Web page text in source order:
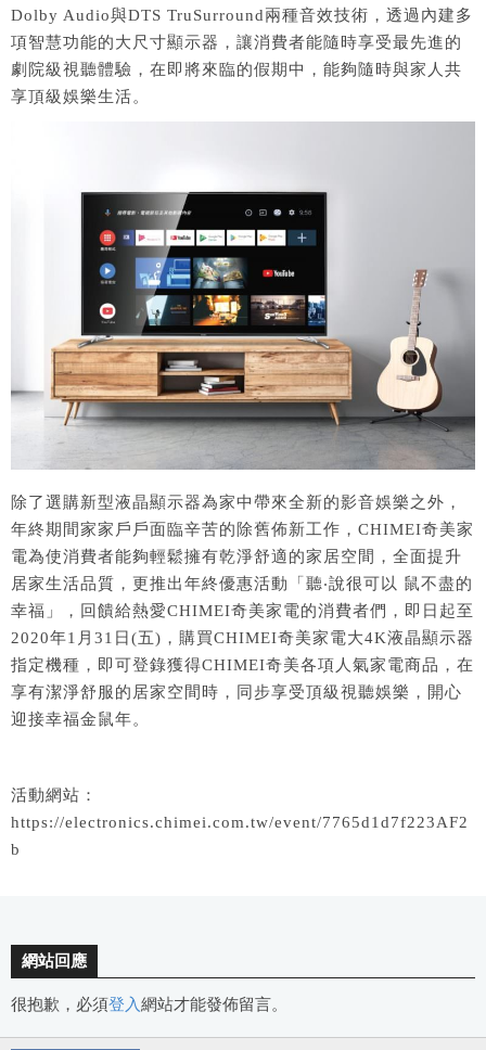
Dolby Audio與DTS TruSurround兩種音效技術，透過內建多
項智慧功能的大尺寸顯示器，讓消費者能隨時享受最先進的
劇院級視聽體驗，在即將來臨的假期中，能夠隨時與家人共
享頂級娛樂生活。
除了選購新型液晶顯示器為家中帶來全新的影音娛樂之外，
年終期間家家戶戶面臨辛苦的除舊佈新工作，CHIMEI奇美家
電為使消費者能夠輕鬆擁有乾淨舒適的家居空間，全面提升
居家生活品質，更推出年終優惠活動「聽‧說很可以 鼠不盡的
幸福」，回饋給熱愛CHIMEI奇美家電的消費者們，即日起至
2020年1月31日(五)，購買CHIMEI奇美家電大4K液晶顯示器
指定機種，即可登錄獲得CHIMEI奇美各項人氣家電商品，在
享有潔淨舒服的居家空間時，同步享受頂級視聽娛樂，開心
迎接幸福金鼠年。
活動網站：
https://electronics.chimei.com.tw/event/7765d1d7f223AF2
b
網站回應
很抱歉，必須登入網站才能發佈留言。